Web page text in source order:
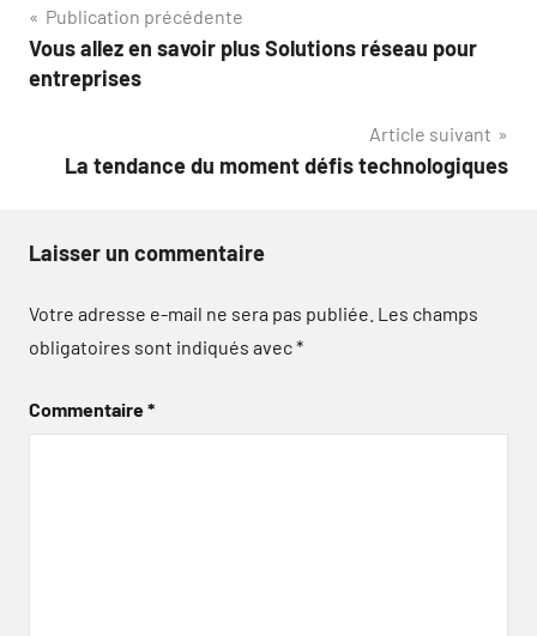
Navigation
de
Publication précédente
Vous allez en savoir plus Solutions réseau pour
entreprises
Article suivant
La tendance du moment défis technologiques
Laisser un commentaire
Votre adresse e-mail ne sera pas publiée. Les champs
obligatoires sont indiqués avec*
Commentaire*